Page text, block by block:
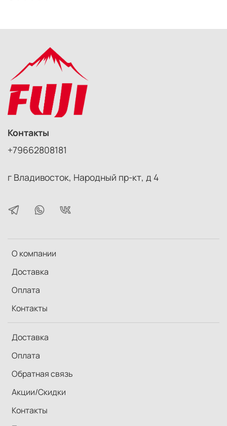
О компании
Доставка
Оплата
Контакты
Доставка
Оплата
Обратная связь
Акции/Скидки
Контакты
Контакты
+79662808181
г Владивосток, Народный пр-кт, д 4